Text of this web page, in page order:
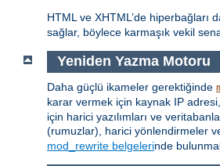
HTML ve XHTML’de hiperbağları
sağlar, böylece karmaşık vekil
Yeniden Yazma Motoru
Daha güçlü ikameler gerektiğinde
karar vermek için kaynak IP
için harici yazılımları ve
(rumuzlar), harici yönlendirmeler
mod_rewrite belgelerinde